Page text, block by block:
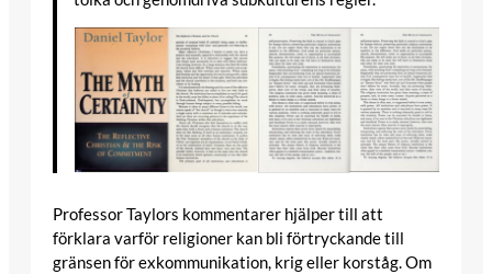
Professor Taylors kommentarer hjälper till att
förklara varför religioner kan bli förtryckande till
gränsen för exkommunikation, krig eller korståg. Om